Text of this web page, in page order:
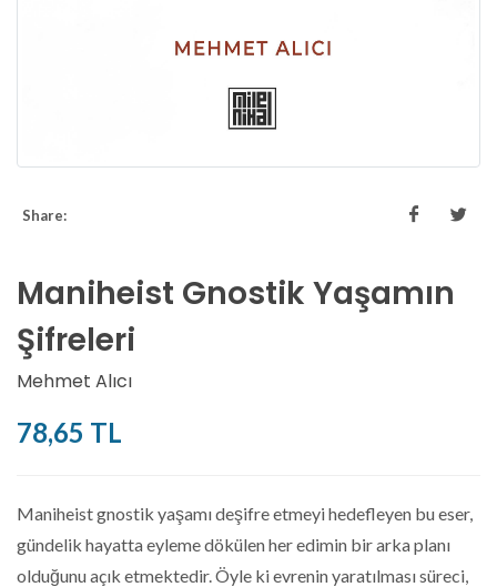
Share:
Maniheist Gnostik Yaşamın
Şifreleri
Mehmet Alıcı
78,65 TL
Maniheist gnostik yaşamı deşifre etmeyi hedefleyen bu eser,
gündelik hayatta eyleme dökülen her edimin bir arka planı
olduğunu açık etmektedir. Öyle ki evrenin yaratılması süreci,